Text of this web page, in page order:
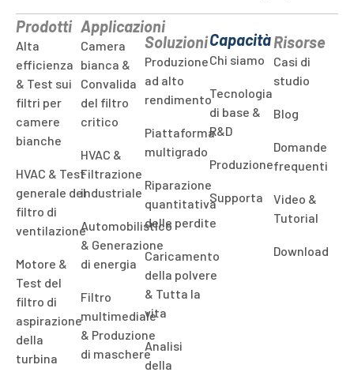
Prodotti
Alta
efficienza
& Test sui
filtri per
camere
bianche
HVAC & Test
generale del
filtro di
ventilazione
Motore &
Test del
filtro di
aspirazione
della
turbina
Applicazioni
Camera
bianca &
Convalida
del filtro
critico
HVAC &
Filtrazione
industriale
Automobilistico
& Generazione
di energia
Filtro
multimediale
& Produzione
di maschere
Soluzioni
Produzione
ad alto
rendimento
Piattaforma
multigrado
Riparazione
quantitativa
delle perdite
Caricamento
della polvere
& Tutta la
vita
Analisi
della
Capacità
Chi siamo
Tecnologia
di base &
R&D
Produzione
Supporta
Risorse
Casi di
studio
Blog
Domande
frequenti
Video &
Tutorial
Download